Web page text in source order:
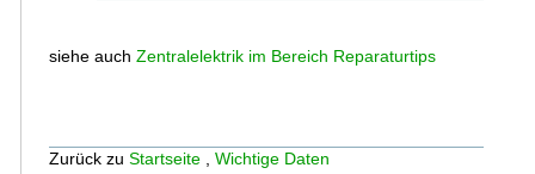
siehe auch Zentralelektrik im Bereich Reparaturtips
Zurück zu Startseite, Wichtige Daten